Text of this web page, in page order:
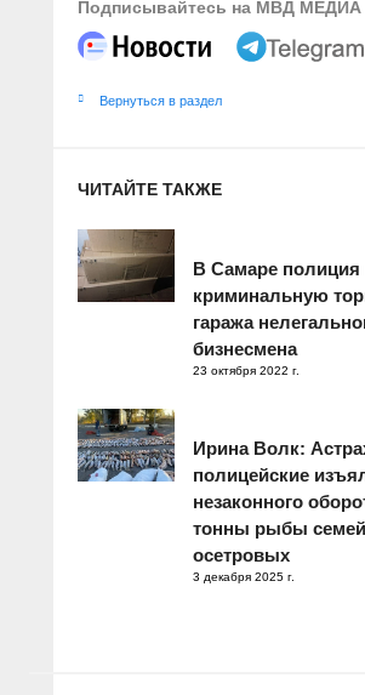
Подписывайтесь на МВД МЕДИА
Вернуться в раздел
ЧИТАЙТЕ ТАКЖЕ
В Самаре полиция
криминальную
гаража
бизнесмена
23 октября 2022 г.
Ирина Волк:
полицейские
незаконного
тонны рыбы
осетровых
3 декабря 2025 г.